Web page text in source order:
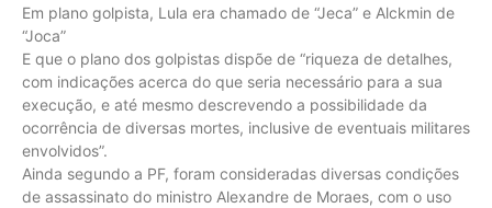
Em plano golpista, Lula era chamado de “Jeca” e Alckmin de
“Joca”
E que o plano dos golpistas dispõe de “riqueza de detalhes,
com indicações acerca do que seria necessário para a sua
execução, e até mesmo descrevendo a possibilidade da
ocorrência de diversas mortes, inclusive de eventuais militares
envolvidos”.
Ainda segundo a PF, foram consideradas diversas condições
de assassinato do ministro Alexandre de Moraes, com o uso